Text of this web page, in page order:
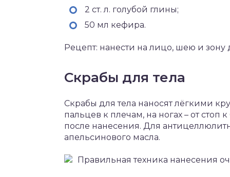
2 ст. л. голубой глины;
50 мл кефира.
Рецепт: нанести на лицо, шею и зону
Скрабы для тела
Скрабы для тела наносят лёгкими
пальцев к плечам, на ногах – от стоп
после нанесения. Для
апельсинового масла.
Правильная техника нанесения